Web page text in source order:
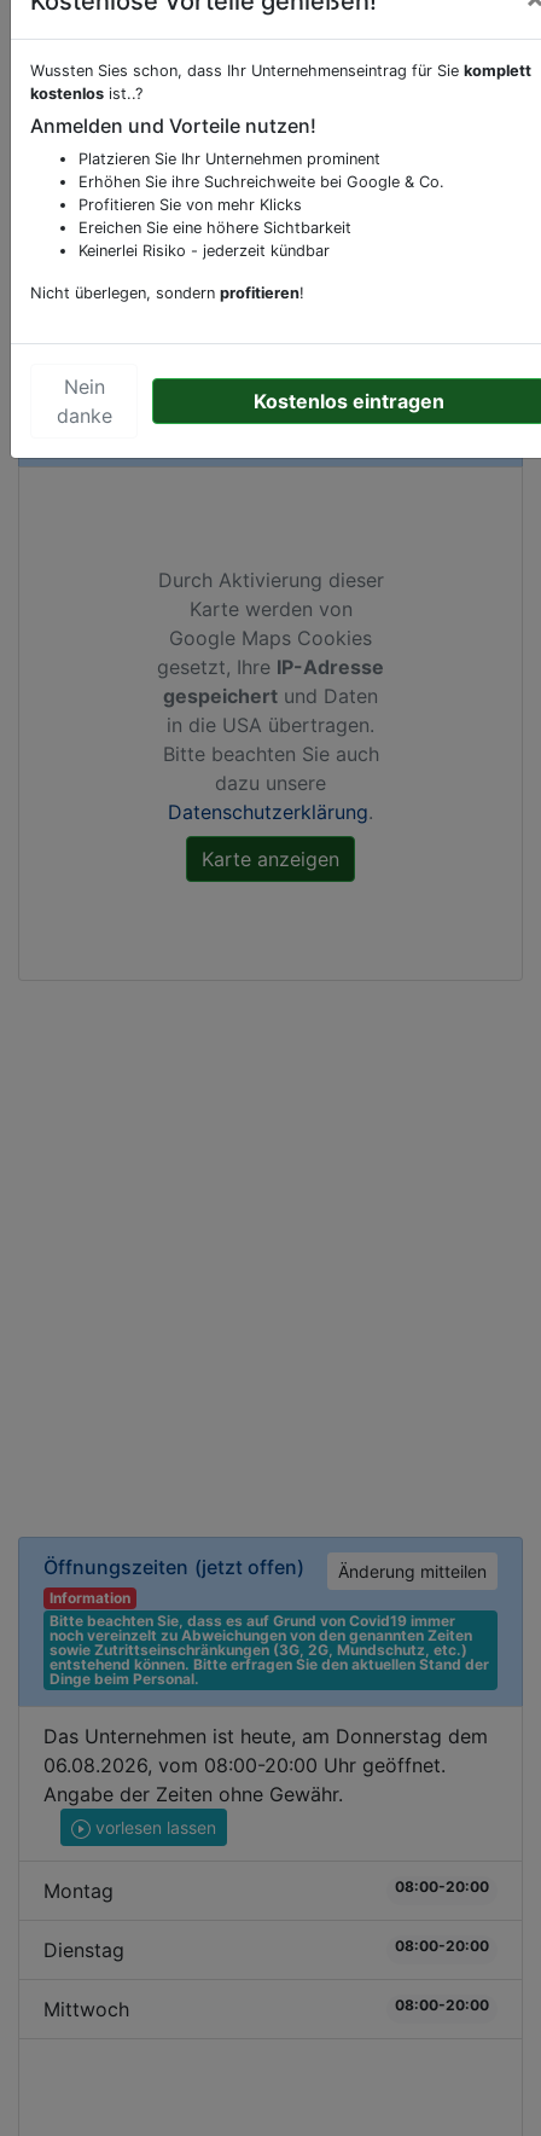
Öffnungszeiten (jetzt offen) Änderung mitteilen
Information
Bitte beachten Sie, dass es auf Grund von Covid19 immer
noch vereinzelt zu Abweichungen von den genannten Zeiten
sowie Zutrittseinschränkungen (3G, 2G, Mundschutz, etc.)
entstehend können. Bitte erfragen Sie den aktuellen Stand der
Dinge beim Personal.
Das Unternehmen ist heute, am Donnerstag dem
06.08.2026, vom 08:00-20:00 Uhr geöffnet.
Angabe der Zeiten ohne Gewähr.
vorlesen lassen
Montag 08:00-20:00
Dienstag 08:00-20:00
Mittwoch 08:00-20:00
Beschreibung & Services von
Sie möchten eine Beschreibung, Dienstleistung
oder andere relevante Informationen hinzufügen?
Klicken Sie bittehierum uns zu kontaktieren.
Gerne erweitern wir Ihren Firmeneintrag um
Sonderangebote odere besondere Services, die
Ihr Unternehmen anbietet und womit Sie sich von
Durch Aktivierung dieser
Karte werden von
Google Maps Cookies
gesetzt, Ihre IP-Adresse
gespeichert und Daten
in die USA übertragen.
Bitte beachten Sie auch
dazu unsere
Datenschutzerklärung.
Wussten Sies schon, dass Ihr Unternehmenseintrag für Sie komplett
kostenlos ist..?
Anmelden und Vorteile nutzen!
Platzieren Sie Ihr Unternehmen prominent
Erhöhen Sie ihre Suchreichweite bei Google & Co.
Profitieren Sie von mehr Klicks
Ereichen Sie eine höhere Sichtbarkeit
Keinerlei Risiko - jederzeit kündbar
Nicht überlegen, sondern profitieren!
Nein
danke
Kostenlos eintragen